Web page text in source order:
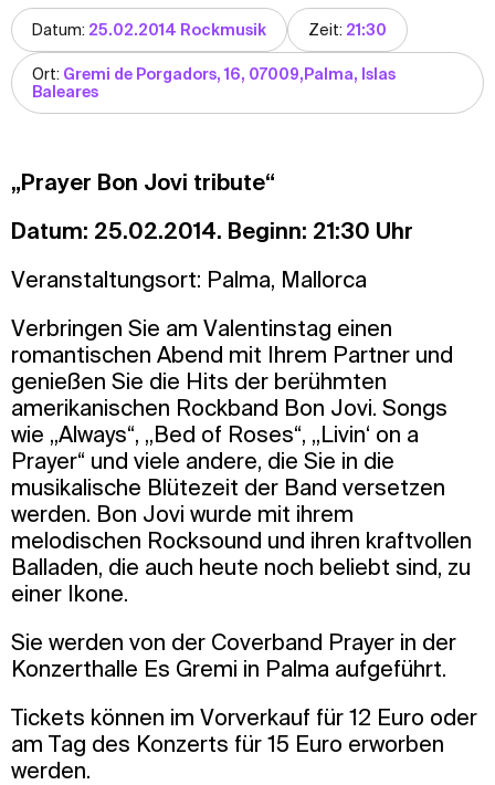
Datum: 25.02.2014 Rockmusik Zeit: 21:30
Ort: Gremi de Porgadors, 16, 07009,Palma, Islas
Baleares
„Prayer Bon Jovi tribute“
Datum: 25.02.2014. Beginn: 21:30 Uhr
Veranstaltungsort: Palma, Mallorca
Verbringen Sie am Valentinstag einen
romantischen Abend mit Ihrem Partner und
genießen Sie die Hits der berühmten
amerikanischen Rockband Bon Jovi. Songs
wie „Always“, „Bed of Roses“, „Livin‘ on a
Prayer“ und viele andere, die Sie in die
musikalische Blütezeit der Band versetzen
werden. Bon Jovi wurde mit ihrem
melodischen Rocksound und ihren kraftvollen
Balladen, die auch heute noch beliebt sind, zu
einer Ikone.
Sie werden von der Coverband Prayer in der
Konzerthalle Es Gremi in Palma aufgeführt.
Tickets können im Vorverkauf für 12 Euro oder
am Tag des Konzerts für 15 Euro erworben
werden.